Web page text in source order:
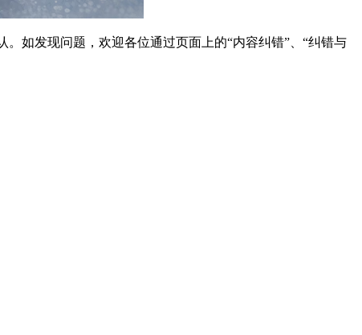
如发现问题，欢迎各位通过页面上的“内容纠错”、“纠错与